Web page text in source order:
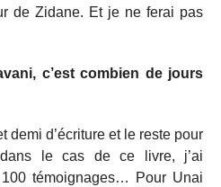
de Zidane. Et je ne ferai pas
c’est combien de jours
demi d’écriture et le reste pour
dans le cas de ce livre, j’ai
témoignages… Pour Unai